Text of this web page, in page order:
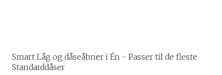
Smart Låg og dåseåbner i Én - Passer til de fleste
Standarddåser